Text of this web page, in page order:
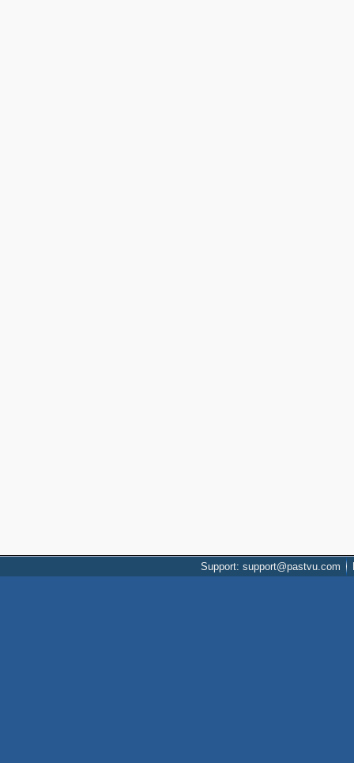
Support: support@pastvu.com